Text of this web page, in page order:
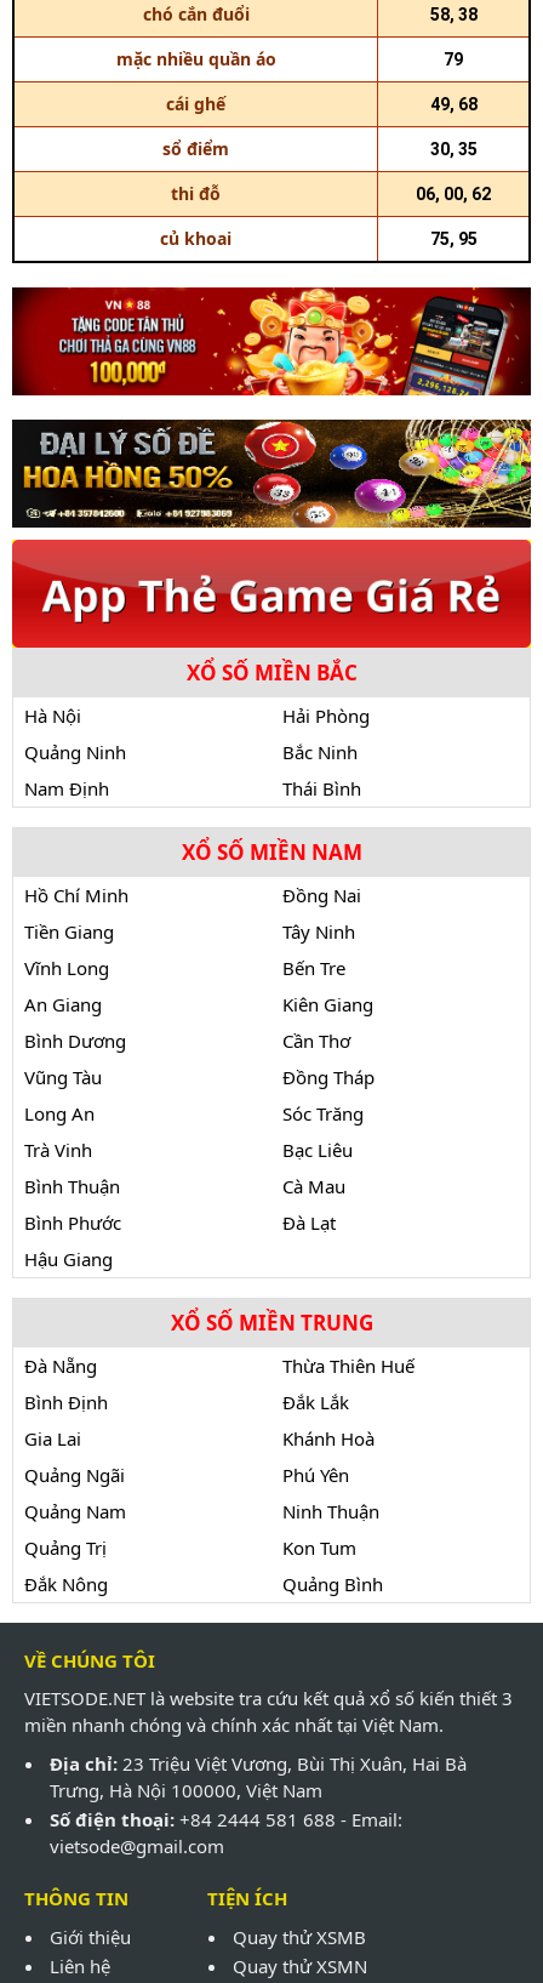
chó cắn đuổi 58, 38
mặc nhiều quần áo 79
cái ghế 49, 68
sổ điểm 30, 35
thi đỗ 06, 00, 62
củ khoai 75, 95
XỔ SỐ MIỀN BẮC
Hà Nội
Hải Phòng
Quảng Ninh
Bắc Ninh
Nam Định
Thái Bình
XỔ SỐ MIỀN NAM
Hồ Chí Minh
Đồng Nai
Tiền Giang
Tây Ninh
Vĩnh Long
Bến Tre
An Giang
Kiên Giang
Bình Dương
Cần Thơ
Vũng Tàu
Đồng Tháp
Long An
Sóc Trăng
Trà Vinh
Bạc Liêu
Bình Thuận
Cà Mau
Bình Phước
Đà Lạt
Hậu Giang
XỔ SỐ MIỀN TRUNG
Đà Nẵng
Thừa Thiên Huế
Bình Định
Đắk Lắk
Gia Lai
Khánh Hoà
Quảng Ngãi
Phú Yên
Quảng Nam
Ninh Thuận
Quảng Trị
Kon Tum
Đắk Nông
Quảng Bình
VỀ CHÚNG TÔI
VIETSODE.NET là website tra cứu kết quả xổ số kiến thiết 3
miền nhanh chóng và chính xác nhất tại Việt Nam.
Địa chỉ: 23 Triệu Việt Vương, Bùi Thị Xuân, Hai Bà
Trưng, Hà Nội 100000, Việt Nam
Số điện thoại: +84 2444 581 688 - Email:
vietsode@gmail.com
THÔNG TIN
Giới thiệu
Liên hệ
TIỆN ÍCH
Quay thử XSMB
Quay thử XSMN